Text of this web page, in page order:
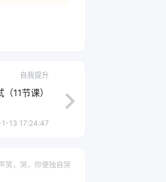
自我提升
11节课）
13 17:24:47
笑，哭，你便独自哭